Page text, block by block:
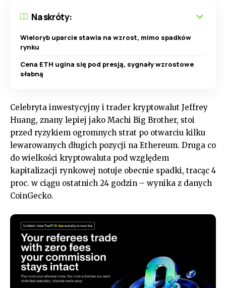
Na skróty:
Wieloryb uparcie stawia na wzrost, mimo spadków
rynku
Cena ETH ugina się pod presją, sygnały wzrostowe
słabną
Celebryta inwestycyjny i trader kryptowalut Jeffrey
Huang, znany lepiej jako Machi Big Brother, stoi
przed ryzykiem ogromnych strat po otwarciu kilku
lewarowanych długich pozycji na Ethereum. Druga co
do wielkości kryptowaluta pod względem
kapitalizacji rynkowej notuje obecnie spadki, tracąc 4
proc. w ciągu ostatnich 24 godzin – wynika z danych
CoinGecko.